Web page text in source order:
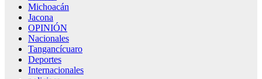
Michoacán
Jacona
OPINIÓN
Nacionales
Tangancícuaro
Deportes
Internacionales